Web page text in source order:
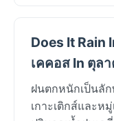
Does It Rain
เคคอส In ตุล
ฝนตกหนักเป็นลั
เกาะเติกส์และห